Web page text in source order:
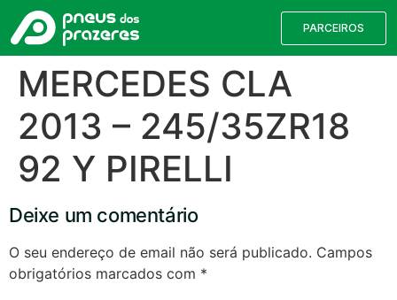
PARCEIROS
MERCEDES CLA
2013 – 245/35ZR18
92 Y PIRELLI
Deixe um comentário
O seu endereço de email não será publicado. Campos
obrigatórios marcados com *
Válvulas TPMS